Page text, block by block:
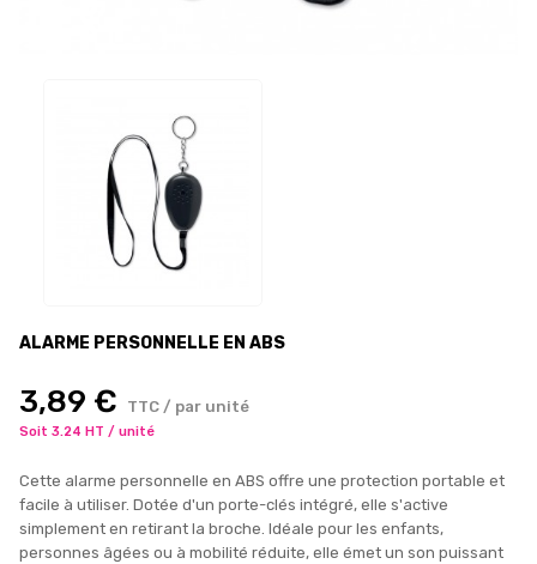
ALARME PERSONNELLE EN ABS
3,89 € TTC / par unité
Soit 3.24 HT / unité
Cette alarme personnelle en ABS offre une protection portable et
facile à utiliser. Dotée d'un porte-clés intégré, elle s'active
simplement en retirant la broche. Idéale pour les enfants,
personnes âgées ou à mobilité réduite, elle émet un son puissant